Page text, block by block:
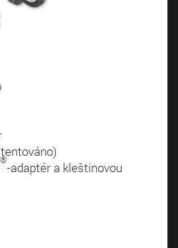
®-adaptér a kleštinovou